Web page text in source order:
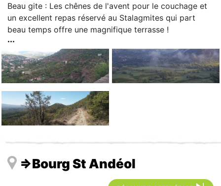
Beau gite : Les chênes de l'avent pour le couchage et
un excellent repas réservé au Stalagmites qui part
beau temps offre une magnifique terrasse !
=>Bourg St Andéol